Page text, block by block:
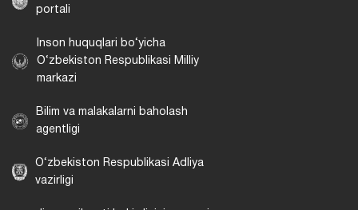
portali
Inson huquqlari bo‘yicha
O‘zbekiston Respublikasi Milliy
markazi
Bilim va malakalarni baholash
agentligi
O‘zbekiston Respublikasi Adliya
vazirligi